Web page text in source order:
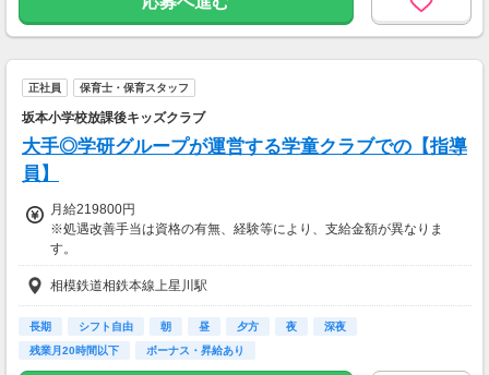
（児童福祉業の実務経験5年以上、証明書必須）
(2023年度実績)
年2回計3.00ヵ月分
◆送迎業務手当込み
◆経験年数手当込み
◆支払い方法：月1回
月末締め、翌月25日払い
【交通費】
全額支給
正社員 保育士・保育スタッフ
坂本小学校放課後キッズクラブ
大手◎学研グループが運営する学童クラブでの【指導
員】
月給219800円
※処遇改善手当は資格の有無、経験等により、支給金額が異なりま
す。
※放課後児童支援員資格をお持ちの方優遇します。
【交通費】
一部支給
相模鉄道相鉄本線上星川駅
長期 シフト自由 朝 昼 夕方 夜
深夜
残業月20時間以下
ボーナス・昇給あり